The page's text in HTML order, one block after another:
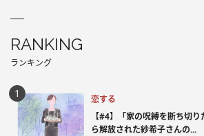
RANKING
ランキング
恋する
【#4】「家の呪縛を断ち切
ら解放された紗希子さんの...